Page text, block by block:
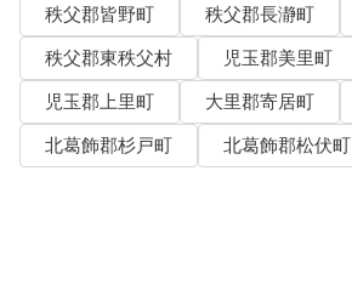
秩父郡皆野町
秩父郡長瀞町
秩父郡東秩父村
児玉郡美里町
児玉郡上里町
大里郡寄居町
北葛飾郡杉戸町
北葛飾郡松伏町